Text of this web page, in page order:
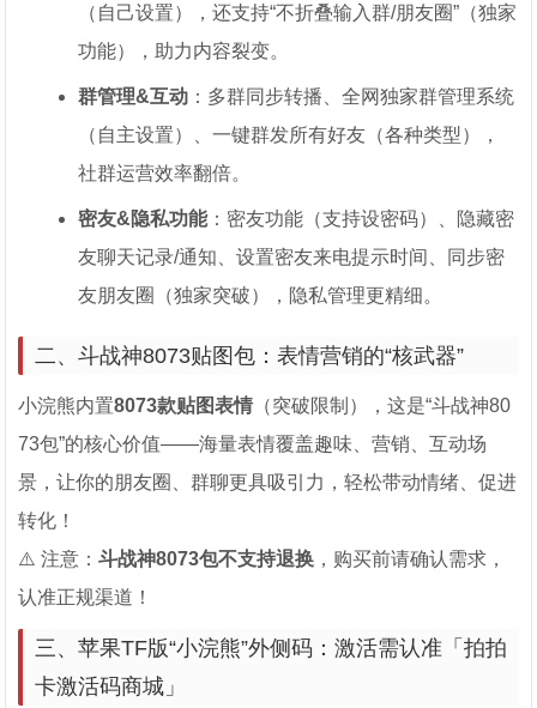
（自己设置），还支持“不折叠输入群/朋友圈”（独家
功能），助力内容裂变。
群管理&互动 ：多群同步转播、全网独家群管理系统
（自主设置）、一键群发所有好友（各种类型），
社群运营效率翻倍。
密友&隐私功能：密友功能（支持设密码）、隐藏密
友聊天记录/通知、设置密友来电提示时间、同步密
友朋友圈（独家突破），隐私管理更精细。
二、斗战神8073贴图包：表情营销的“核武器”
小浣熊内置8073款贴图表情 （突破限制），这是“斗战神80
73包”的核心价值——海量表情覆盖趣味、营销、互动场
景，让你的朋友圈、群聊更具吸引力，轻松带动情绪、促进
转化！
⚠️ 注意：斗战神8073包不支持退换 ，购买前请确认需求，
认准正规渠道！
三、苹果TF版“小浣熊”外侧码：激活需认准「拍拍
卡激活码商城」